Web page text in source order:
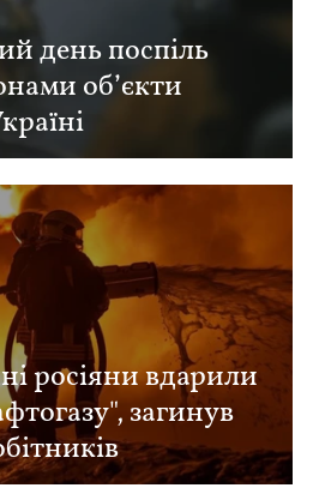
день поспіль
об’єкти
росіяни вдарили
загинув